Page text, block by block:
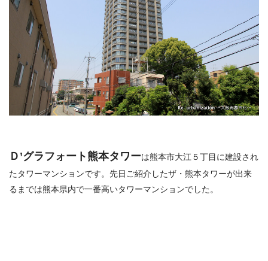
Ｄ’グラフォート熊本タワーは熊本市大江５丁目に建設され
たタワーマンションです。先日ご紹介したザ・熊本タワーが出来
るまでは熊本県内で一番高いタワーマンションでした。